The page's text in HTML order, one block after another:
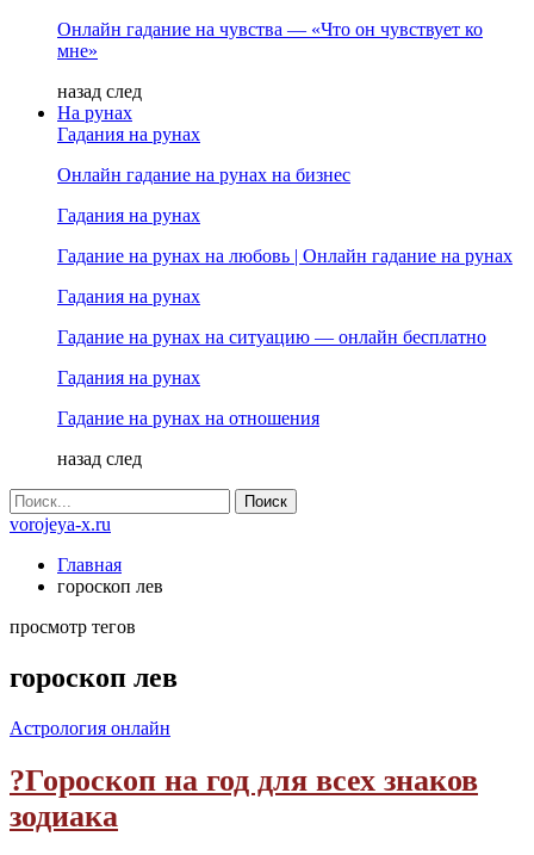
Онлайн гадание на чувства — «Что он чувствует ко
мне»
назад след
На рунах
Гадания на рунах
Онлайн гадание на рунах на бизнес
Гадания на рунах
Гадание на рунах на любовь | Онлайн гадание на рунах
Гадания на рунах
Гадание на рунах на ситуацию — онлайн бесплатно
Гадания на рунах
Гадание на рунах на отношения
назад след
vorojeya-x.ru
Главная
гороскоп лев
просмотр тегов
гороскоп лев
Астрология онлайн
?Гороскоп на год для всех знаков
зодиака